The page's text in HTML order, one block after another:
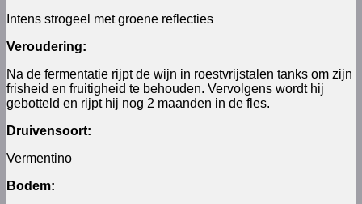
Intens strogeel met groene reflecties
Veroudering:
Na de fermentatie rijpt de wijn in roestvrijstalen tanks om zijn
frisheid en fruitigheid te behouden. Vervolgens wordt hij
gebotteld en rijpt hij nog 2 maanden in de fles.
Druivensoort:
Vermentino
Bodem: